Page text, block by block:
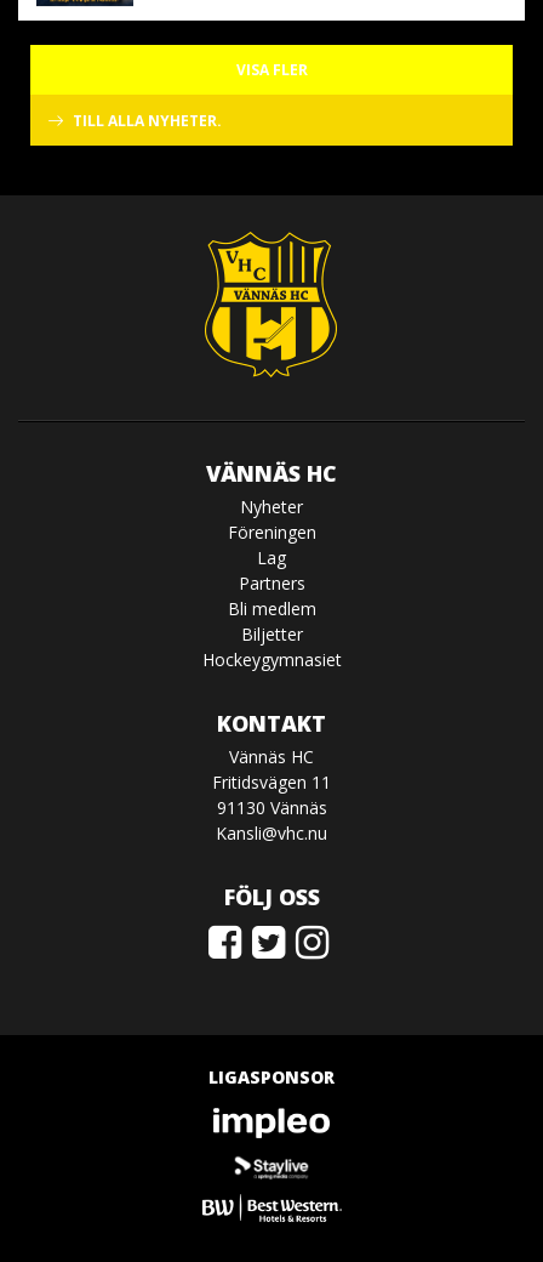
VISA FLER
TILL ALLA NYHETER.
VÄNNÄS HC
Nyheter
Föreningen
Lag
Partners
Bli medlem
Biljetter
Hockeygymnasiet
KONTAKT
Vännäs HC
Fritidsvägen 11
91130 Vännäs
Kansli@vhc.nu
FÖLJ OSS
LIGASPONSOR